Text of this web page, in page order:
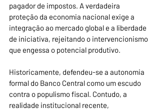
pagador de impostos. A verdadeira
proteção da economia nacional exige a
integração ao mercado global e a liberdade
de iniciativa, rejeitando o intervencionismo
que engessa o potencial produtivo.
Historicamente, defendeu-se a autonomia
formal do Banco Central como um escudo
contra o populismo fiscal. Contudo, a
realidade institucional recente,